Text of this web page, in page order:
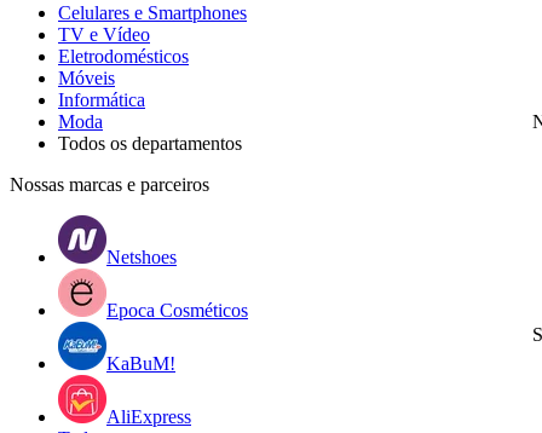
Celulares e Smartphones
TV e Vídeo
Eletrodomésticos
Móveis
Informática
Moda
Todos os departamentos
Nossas marcas e parceiros
Netshoes
Epoca Cosméticos
KaBuM!
AliExpress